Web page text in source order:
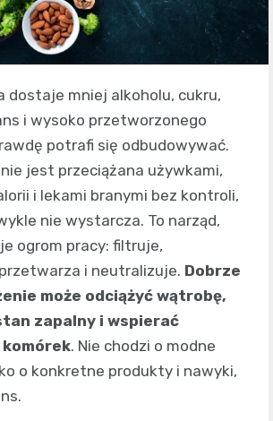
dostaje mniej alkoholu, cukru,
i wysoko przetworzonego
potrafi się odbudowywać.
jest przeciążana używkami,
i lekami branymi bez kontroli,
nie wystarcza. To narząd,
ogrom pracy: filtruje,
i neutralizuje. Dobrze
może odciążyć wątrobę,
zapalny i wspierać
. Nie chodzi o modne
o konkretne produkty i nawyki,